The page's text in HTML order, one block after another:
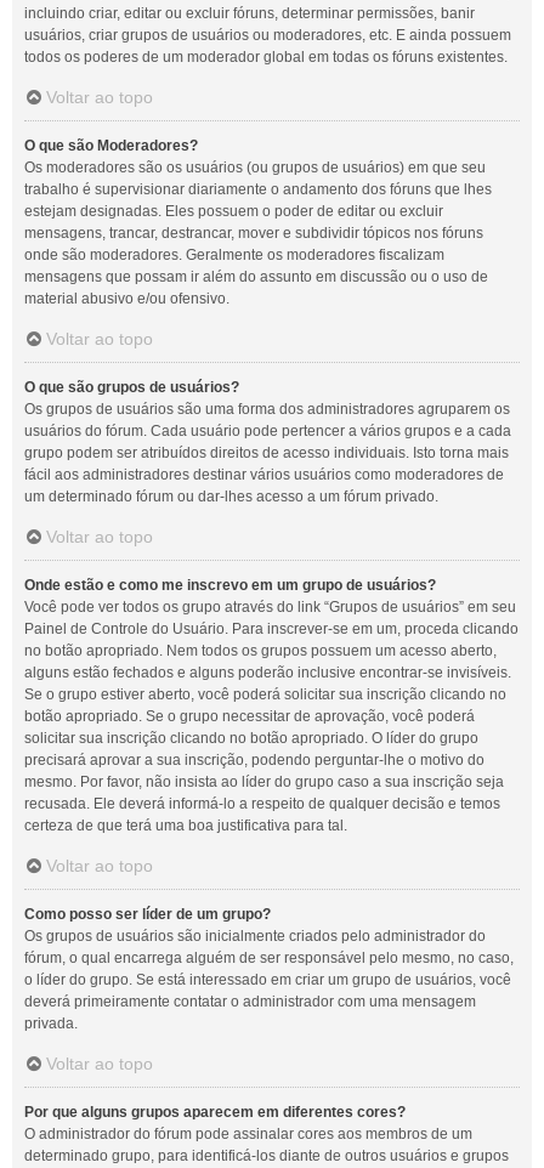
incluindo criar, editar ou excluir fóruns, determinar permissões, banir
usuários, criar grupos de usuários ou moderadores, etc. E ainda possuem
todos os poderes de um moderador global em todas os fóruns existentes.
Voltar ao topo
O que são Moderadores?
Os moderadores são os usuários (ou grupos de usuários) em que seu
trabalho é supervisionar diariamente o andamento dos fóruns que lhes
estejam designadas. Eles possuem o poder de editar ou excluir
mensagens, trancar, destrancar, mover e subdividir tópicos nos fóruns
onde são moderadores. Geralmente os moderadores fiscalizam
mensagens que possam ir além do assunto em discussão ou o uso de
material abusivo e/ou ofensivo.
Voltar ao topo
O que são grupos de usuários?
Os grupos de usuários são uma forma dos administradores agruparem os
usuários do fórum. Cada usuário pode pertencer a vários grupos e a cada
grupo podem ser atribuídos direitos de acesso individuais. Isto torna mais
fácil aos administradores destinar vários usuários como moderadores de
um determinado fórum ou dar-lhes acesso a um fórum privado.
Voltar ao topo
Onde estão e como me inscrevo em um grupo de usuários?
Você pode ver todos os grupo através do link “Grupos de usuários” em seu
Painel de Controle do Usuário. Para inscrever-se em um, proceda clicando
no botão apropriado. Nem todos os grupos possuem um acesso aberto,
alguns estão fechados e alguns poderão inclusive encontrar-se invisíveis.
Se o grupo estiver aberto, você poderá solicitar sua inscrição clicando no
botão apropriado. Se o grupo necessitar de aprovação, você poderá
solicitar sua inscrição clicando no botão apropriado. O líder do grupo
precisará aprovar a sua inscrição, podendo perguntar-lhe o motivo do
mesmo. Por favor, não insista ao líder do grupo caso a sua inscrição seja
recusada. Ele deverá informá-lo a respeito de qualquer decisão e temos
certeza de que terá uma boa justificativa para tal.
Voltar ao topo
Como posso ser líder de um grupo?
Os grupos de usuários são inicialmente criados pelo administrador do
fórum, o qual encarrega alguém de ser responsável pelo mesmo, no caso,
o líder do grupo. Se está interessado em criar um grupo de usuários, você
deverá primeiramente contatar o administrador com uma mensagem
privada.
Voltar ao topo
Por que alguns grupos aparecem em diferentes cores?
O administrador do fórum pode assinalar cores aos membros de um
determinado grupo, para identificá-los diante de outros usuários e grupos